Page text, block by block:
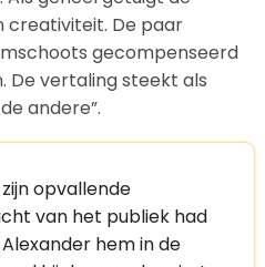
creativiteit. De paar
gecompenseerd
De vertaling steekt als
andere”.
opvallende
van het publiek had
hem in de